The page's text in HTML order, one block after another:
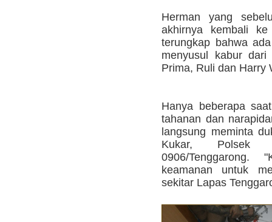
Herman yang
akhirnya kembali
terungkap bahwa
menyusul kabur
Prima, Ruli dan Harry
Hanya beberapa
tahanan dan
langsung meminta
Kukar, Polsek
0906/
keamanan untuk
sekitar Lapas